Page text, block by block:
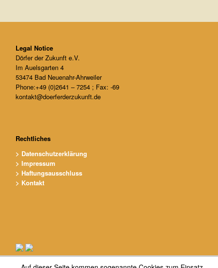
u
r
e
e
.
.
Legal Notice
Dörfer der Zukunft e.V.
Im Auelsgarten 4
53474 Bad Neuenahr-Ahrweiler
Phone:+49 (0)2641 – 7254 ; Fax: -69
kontakt@doerferderzukunft.de
Rechtliches
> Datenschutzerklärung
> Impressum
> Haftungsausschluss
> Kontakt